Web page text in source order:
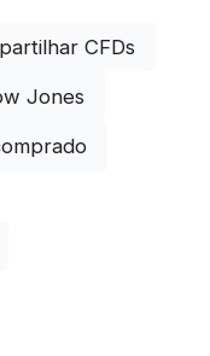
CFDs
Jones